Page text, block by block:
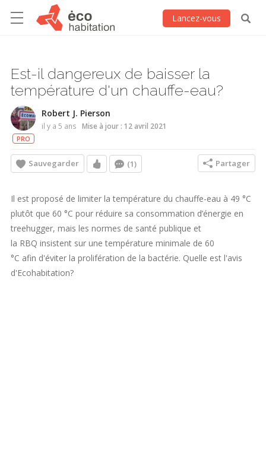
Lancez-vous
Est-il dangereux de baisser la
température d'un chauffe-eau?
PRO
Robert J. Pierson
il y a 5 ans Mise à jour : 12 avril 2021
Sauvegarder (1) Partager
Il est proposé de limiter la température du chauffe-eau à 49 °C
plutôt que 60 °C pour réduire sa consommation d’énergie en
treehugger, mais les normes de santé publique et
la RBQ insistent sur une température minimale de 60
°C afin d'éviter la prolifération de la bactérie. Quelle est l'avis
d'Ecohabitation?